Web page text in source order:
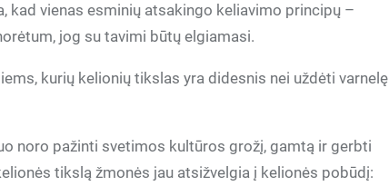
kad vienas esminių atsakingo keliavimo principų –
jog su tavimi būtų elgiamasi.
kurių kelionių tikslas yra didesnis nei uždėti varnelę
noro pažinti svetimos kultūros grožį, gamtą ir gerbti
tikslą žmonės jau atsižvelgia į kelionės pobūdį: